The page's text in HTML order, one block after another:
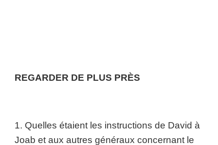
REGARDER DE PLUS PRÈS
1. Quelles étaient les instructions de David à
Joab et aux autres généraux concernant le